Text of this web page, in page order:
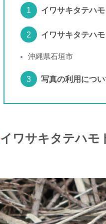
イワサキタテハ
イワサキタテハ
沖縄県石垣市
写真の利用につ
イワサキタテハモ